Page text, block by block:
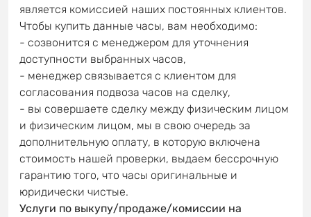
является комиссией наших постоянных клиентов.
Чтобы купить данные часы, вам необходимо:
- созвонится с менеджером для уточнения
доступности выбранных часов,
- менеджер связывается с клиентом для
согласования подвоза часов на сделку,
- вы совершаете сделку между физическим лицом
и физическим лицом, мы в свою очередь за
дополнительную оплату, в которую включена
стоимость нашей проверки, выдаем бессрочную
гарантию того, что часы оригинальные и
юридически чистые.
Услуги по выкупу/продаже/комиссии на